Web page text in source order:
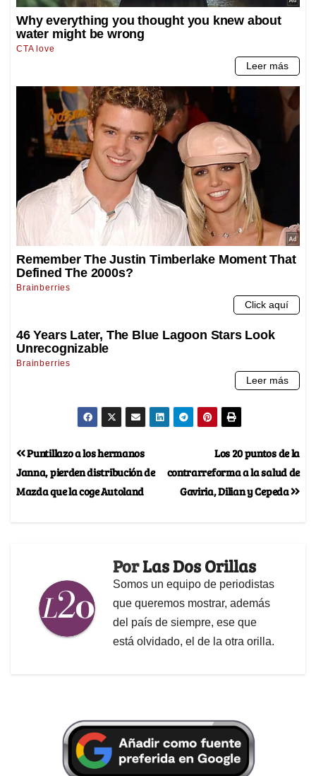
Los 20 puntos de la
contrarreforma a la salud de
Gaviria, Dilian y Cepeda
Puntillazo a los hermanos
Janna, pierden distribución de
Mazda que la coge Autoland
PorLas Dos Orillas
Somos un equipo de periodistas
que queremos mostrar, además
del país de siempre, ese que
está olvidado, el de la otra orilla.